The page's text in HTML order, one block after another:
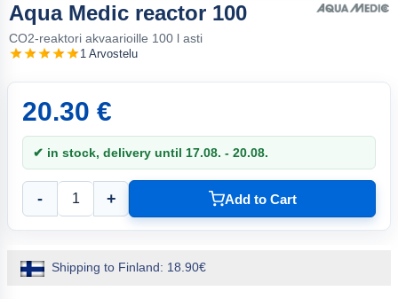
Aqua Medic reactor 100
CO2-reaktori akvaarioille 100 l asti
1 Arvostelu
20.30 €
✔ in stock, delivery until 17.08. - 20.08.
- + Add to Cart
Shipping to Finland: 18.90€